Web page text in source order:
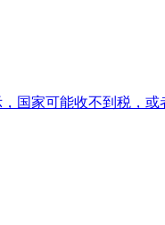
国家可能收不到税，